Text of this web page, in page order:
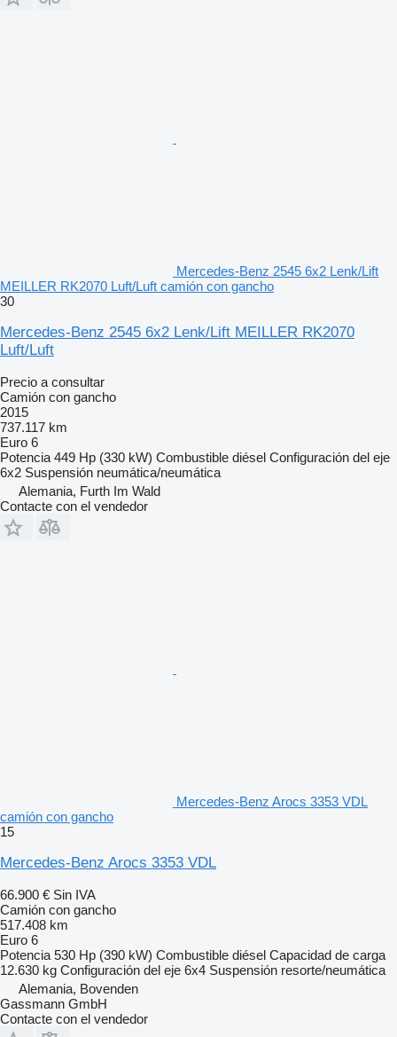
Mercedes-Benz 2545 6x2 Lenk/Lift
MEILLER RK2070 Luft/Luft camión con gancho
30
Mercedes-Benz 2545 6x2 Lenk/Lift MEILLER RK2070
Luft/Luft
Precio a consultar
Camión con gancho
2015
737.117 km
Euro 6
Potencia 449 Hp (330 kW) Combustible diésel Configuración del eje
6x2 Suspensión neumática/neumática
Alemania, Furth Im Wald
Contacte con el vendedor
Mercedes-Benz Arocs 3353 VDL
camión con gancho
15
Mercedes-Benz Arocs 3353 VDL
66.900 € Sin IVA
Camión con gancho
517.408 km
Euro 6
Potencia 530 Hp (390 kW) Combustible diésel Capacidad de carga
12.630 kg Configuración del eje 6x4 Suspensión resorte/neumática
Alemania, Bovenden
Gassmann GmbH
Contacte con el vendedor